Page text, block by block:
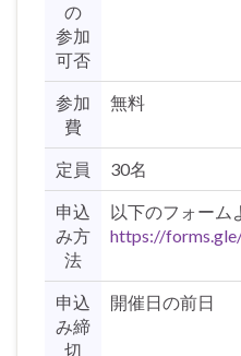
の
参加
可否
参加
費
無料
定員 30名
申込
み方
法
以下のフォーム
https://
申込
み締
切
開催日の前日